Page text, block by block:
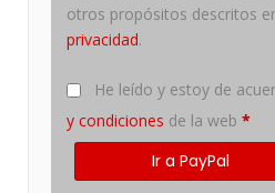
otros propósitos descritos
privacidad.
He leído y estoy de
y condiciones de la web *
Ir a PayPal